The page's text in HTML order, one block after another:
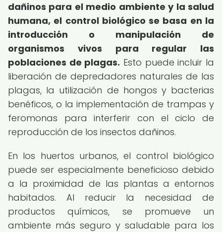
dañinos para el medio ambiente y la salud
humana, el control biológico se basa en la
introducción o manipulación de
organismos vivos para regular las
poblaciones de plagas. Esto puede incluir la
liberación de depredadores naturales de las
plagas, la utilización de hongos y bacterias
benéficos, o la implementación de trampas y
feromonas para interferir con el ciclo de
reproducción de los insectos dañinos.
En los huertos urbanos, el control biológico
puede ser especialmente beneficioso debido
a la proximidad de las plantas a entornos
habitados. Al reducir la necesidad de
productos químicos, se promueve un
ambiente más seguro y saludable para los